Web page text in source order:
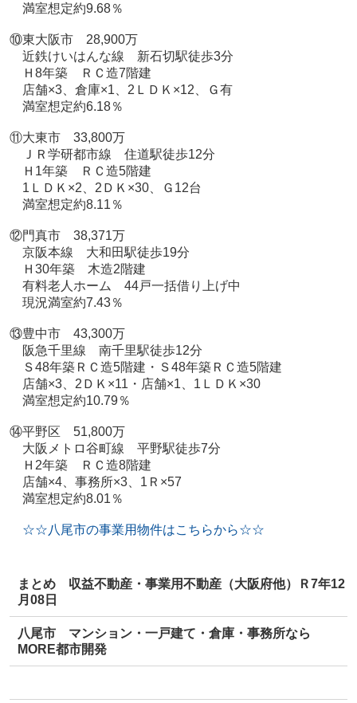
満室想定約9.68％
⑩東大阪市 28,900万
近鉄けいはんな線 新石切駅徒歩3分
Ｈ8年築 ＲＣ造7階建
店舗×3、倉庫×1、2ＬＤＫ×12、Ｇ有
満室想定約6.18％
⑪大東市 33,800万
ＪＲ学研都市線 住道駅徒歩12分
Ｈ1年築 ＲＣ造5階建
1ＬＤＫ×2、2ＤＫ×30、Ｇ12台
満室想定約8.11％
⑫門真市 38,371万
京阪本線 大和田駅徒歩19分
Ｈ30年築 木造2階建
有料老人ホーム 44戸一括借り上げ中
現況満室約7.43％
⑬豊中市 43,300万
阪急千里線 南千里駅徒歩12分
Ｓ48年築ＲＣ造5階建・Ｓ48年築ＲＣ造5階建
店舗×3、2ＤＫ×11・店舗×1、1ＬＤＫ×30
満室想定約10.79％
⑭平野区 51,800万
大阪メトロ谷町線 平野駅徒歩7分
Ｈ2年築 ＲＣ造8階建
店舗×4、事務所×3、1Ｒ×57
満室想定約8.01％
☆☆八尾市の事業用物件はこちらから☆☆
まとめ 収益不動産・事業用不動産（大阪府他）Ｒ7年12
月08日
八尾市 マンション・一戸建て・倉庫・事務所なら
MORE都市開発